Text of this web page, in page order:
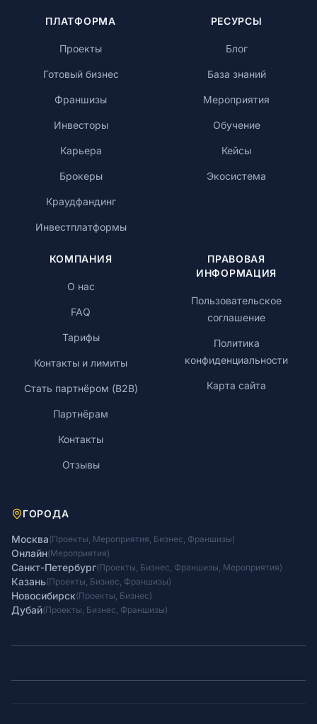
ПЛАТФОРМА
Проекты
Готовый бизнес
Франшизы
Инвесторы
Карьера
Брокеры
Краудфандинг
Инвестплатформы
РЕСУРСЫ
Блог
База знаний
Мероприятия
Обучение
Кейсы
Экосистема
КОМПАНИЯ
О нас
FAQ
Тарифы
Контакты и лимиты
Стать партнёром (B2B)
Партнёрам
Контакты
Отзывы
ПРАВОВАЯ
ИНФОРМАЦИЯ
Пользовательское
соглашение
Политика
конфиденциальности
Карта сайта
ГОРОДА
Москва(Проекты, Мероприятия, Бизнес, Франшизы)
Онлайн(Мероприятия)
Санкт-Петербург(Проекты, Бизнес, Франшизы, Мероприятия)
Казань(Проекты, Бизнес, Франшизы)
Новосибирск(Проекты, Бизнес)
Дубай(Проекты, Бизнес, Франшизы)